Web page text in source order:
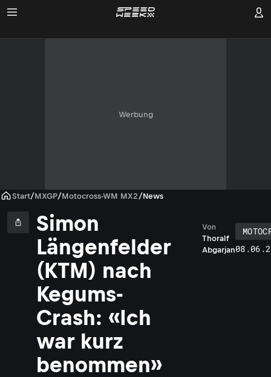
Werbung
Start/MXGP/Motocross-WM MX2 /News
Simon
Längenfelder
(KTM) nach
Kegums-
Crash: «Ich
war kurz
benommen»
Thoralf
Abgarjan
Von